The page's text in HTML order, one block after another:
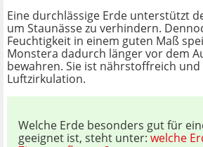
Eine durchlässige Erde unterstützt
um Staunässe zu verhindern.
Feuchtigkeit in einem guten Maß
Monstera dadurch länger vor dem
bewahren. Sie ist nährstoffreich
Luftzirkulation.
Welche Erde besonders gut für
geeignet ist, steht unter: welche